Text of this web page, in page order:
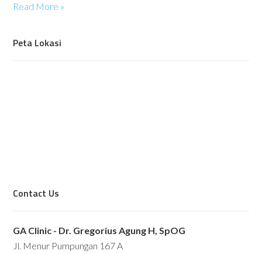
Read More »
Peta Lokasi
Contact Us
GA Clinic - Dr. Gregorius Agung H, SpOG
Jl. Menur Pumpungan 167 A